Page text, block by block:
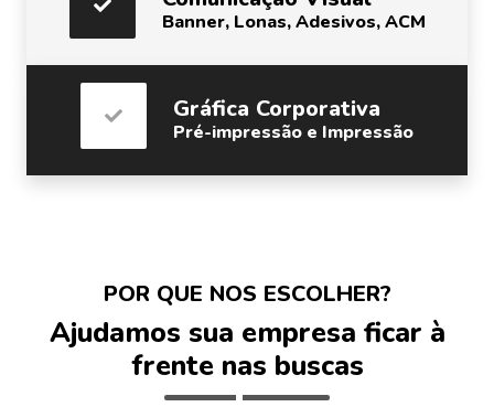
Banner, Lonas, Adesivos, ACM
Gráfica Corporativa
Pré-impressão e Impressão
POR QUE NOS ESCOLHER?
Ajudamos sua empresa ficar à
frente nas buscas